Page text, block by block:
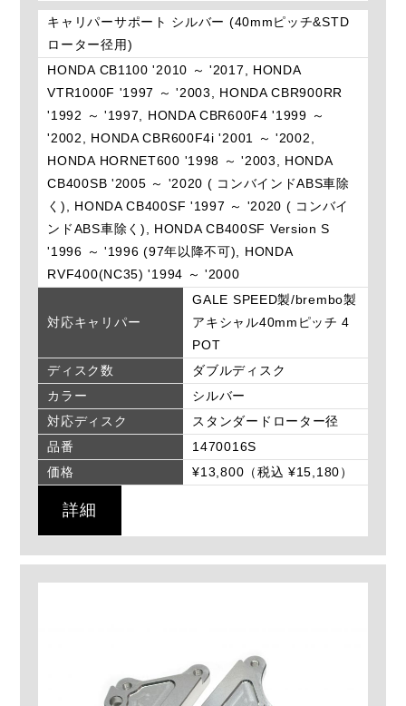
キャリパーサポート シルバー (40mmピッチ&STD
ローター径用)
HONDA CB1100 '2010 ～ '2017, HONDA
VTR1000F '1997 ～ '2003, HONDA CBR900RR
'1992 ～ '1997, HONDA CBR600F4 '1999 ～
'2002, HONDA CBR600F4i '2001 ～ '2002,
HONDA HORNET600 '1998 ～ '2003, HONDA
CB400SB '2005 ～ '2020 ( コンバインドABS車除
く), HONDA CB400SF '1997 ～ '2020 ( コンバイ
ンドABS車除く), HONDA CB400SF Version S
'1996 ～ '1996 (97年以降不可), HONDA
RVF400(NC35) '1994 ～ '2000
対応キャリパー
GALE SPEED製/brembo製
アキシャル40mmピッチ 4
POT
ディスク数
ダブルディスク
カラー
シルバー
対応ディスク
スタンダードローター径
品番
1470016S
価格
¥13,800（税込 ¥15,180）
詳細